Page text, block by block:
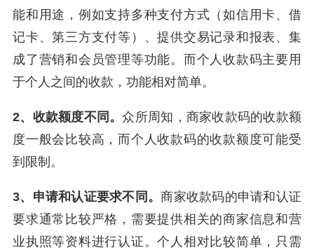
能和用途，例如支持多种支付方式（如信用卡、借
记卡、第三方支付等）、提供交易记录和报表、集
成了营销和会员管理等功能。而个人收款码主要用
于个人之间的收款，功能相对简单。
2、收款额度不同。众所周知，商家收款码的收款额
度一般会比较高，而个人收款码的收款额度可能受
到限制。
3、申请和认证要求不同。商家收款码的申请和认证
要求通常比较严格，需要提供相关的商家信息和营
业执照等资料进行认证。个人相对比较简单，只需